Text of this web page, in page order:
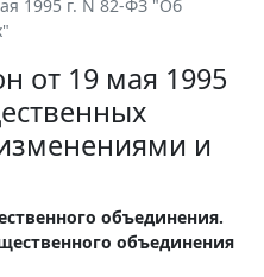
1995 г. N 82-ФЗ "Об
от 19 мая 1995
и
объединения.
объединения